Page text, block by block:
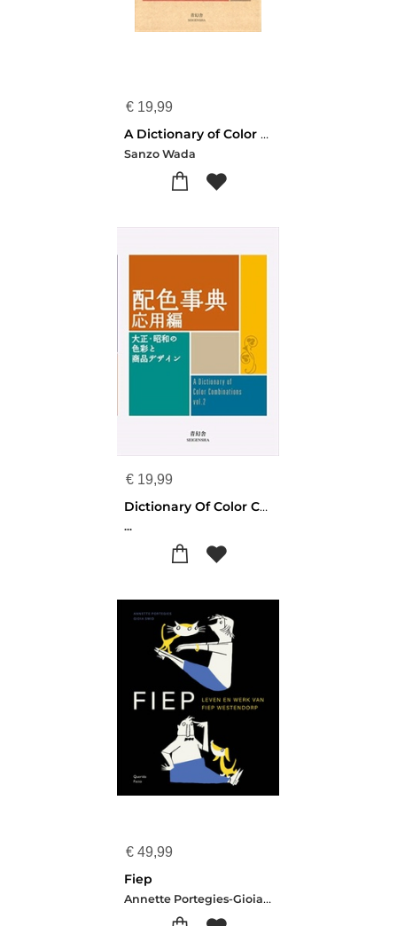
€ 19,99
A Dictionary of Color Combinations
Sanzo Wada
€ 19,99
Dictionary Of Color Combinations - Volume 2
...
€ 49,99
Fiep
Annette Portegies-Gioia Smid